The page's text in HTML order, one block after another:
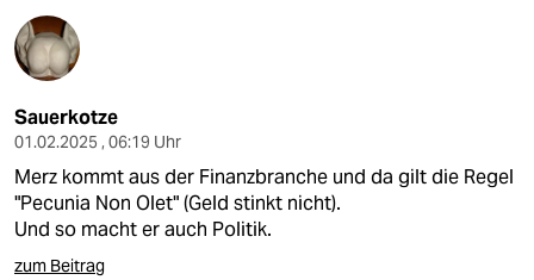
Sauerkotze
01.02.2025 , 06:19 Uhr
Merz kommt aus der Finanzbranche und da gilt die Regel
"Pecunia Non Olet" (Geld stinkt nicht).
Und so macht er auch Politik.
zum Beitrag